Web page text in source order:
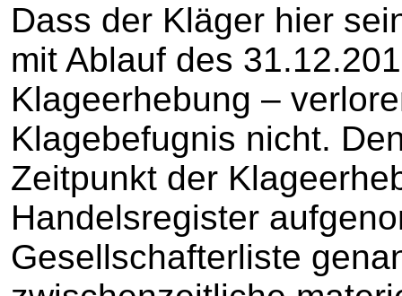
Dass der Kläger hier
mit Ablauf des
Klageerhebung –
Klagebefugnis nicht.
Zeitpunkt der
Handelsregister
Gesellschafterliste